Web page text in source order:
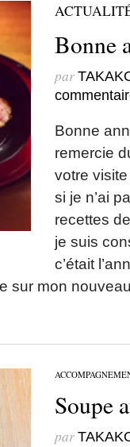
Bonne
par
Bonne
remercie
votre
si je n’ai
recettes
je suis
c’était
sur mon
Soupe
par